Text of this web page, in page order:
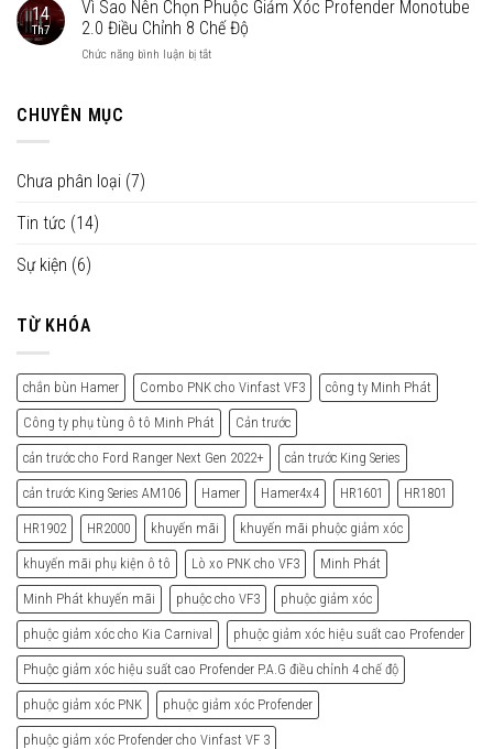
Mướt
Lái
Lướt
Vios:
Điểm
Êm
Xóc
Profender
Queen
14
Th7
Vì Sao Nên Chọn Phuộc Giảm Xóc Profender Monotube
2.0 Điều Chỉnh 8 Chế Độ
Chức năng bình luận bị tắtở
CHUYÊN MỤC
Chưa phân loại (7)
Tin tức (14)
Sự kiện (6)
TỪ KHÓA
chắn bùn Hamer Combo PNK cho Vinfast VF3 công ty Minh Phát
Công ty phụ tùng ô tô Minh Phát Cản trước
cản trước cho Ford Ranger Next Gen 2022+ cản trước King Series
cản trước King Series AM106 Hamer Hamer4x4 HR1601 HR1801
HR1902 HR2000 khuyến mãi khuyến mãi phuộc giảm xóc
khuyến mãi phụ kiện ô tô Lò xo PNK cho VF3 Minh Phát
Minh Phát khuyến mãi phuộc cho VF3 phuộc giảm xóc
phuộc giảm xóc cho Kia Carnival phuộc giảm xóc hiệu suất cao Profender
Phuộc giảm xóc hiệu suất cao Profender P.A.G điều chỉnh 4 chế độ
phuộc giảm xóc PNK phuộc giảm xóc Profender
phuộc giảm xóc Profender cho Vinfast VF 3